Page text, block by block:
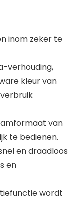
inom zeker te
verhouding,
kleur van
van
te bedienen.
en draadloos
en
wordt